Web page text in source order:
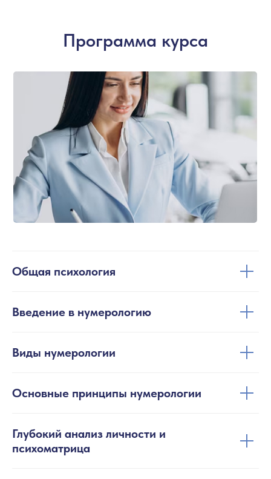
Программа курса
Общая психология
Введение в нумерологию
Виды нумерологии
Основные принципы нумерологии
Глубокий анализ личности и
психоматрица